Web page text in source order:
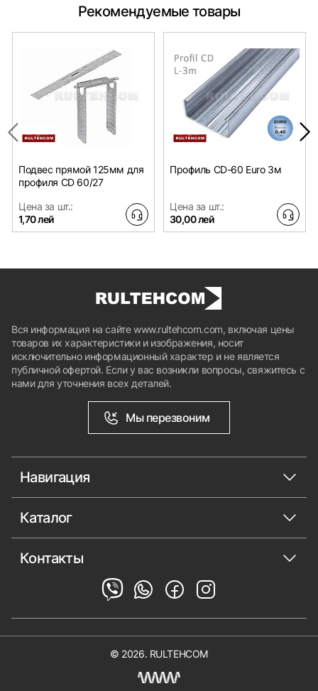
Рекомендуемые товары
Подвес прямой 125мм для
профиля CD 60/27
Цена за шт.:
1,70 лей
Профиль CD-60 Euro 3м
Цена за шт.:
30,00 лей
Вся информация на сайте www.rultehcom.com, включая цены
товаров их характеристики и изображения, носит
исключительно информационный характер и не является
публичной офертой. Если у вас возникли вопросы, свяжитесь с
нами для уточнения всех деталей.
Мы перезвоним
Навигация
Каталог
Контакты
© 2026. RULTEHCOM